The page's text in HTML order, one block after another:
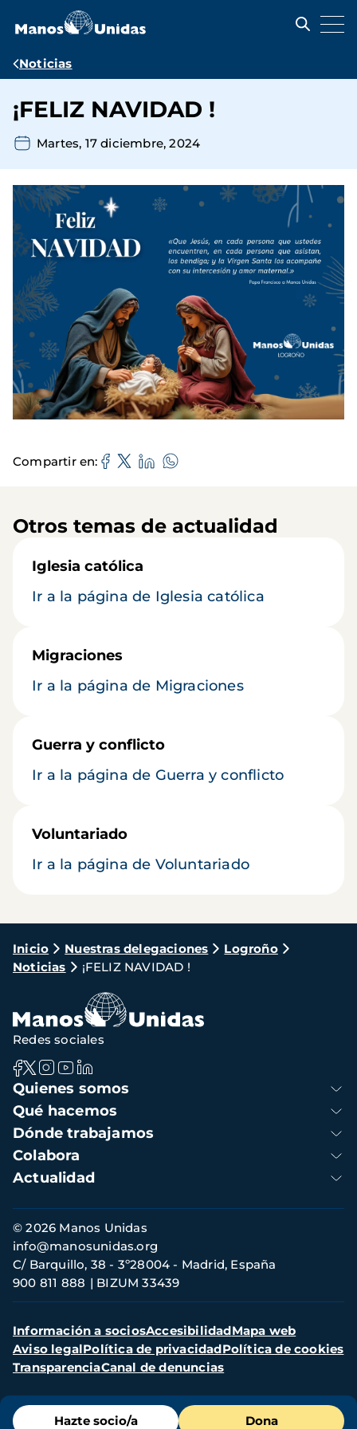
contenido
Ruta
navegación
Noticias
¡FELIZ NAVIDAD !
Martes, 17 diciembre, 2024
Compartir en
Otros temas de actualidad
Iglesia católica
Ir a la página de Iglesia católica
Migraciones
Ir a la página de Migraciones
Guerra y conflicto
Ir a la página de Guerra y conflicto
Voluntariado
Ir a la página de Voluntariado
Ruta
de
navegación
Inicio Nuestras delegaciones
Logroño
Noticias
¡FELIZ NAVIDAD !
Menú
Hazte socio/a Dona
Navegación
principal
Quienes somos
Qué hacemos
Dónde trabajamos
Colabora
Actualidad
Redes sociales
Información
de
contacto
© 2026 Manos Unidas
C/ Barquillo, 38 - 3º28004 - Madrid, España
900 811 888
BIZUM 33439
info@manosunidas.org
Menú
secundario
Información a sociosAccesibilidadMapa web
Aviso legalPolítica de privacidadPolítica de cookies
TransparenciaCanal de denuncias